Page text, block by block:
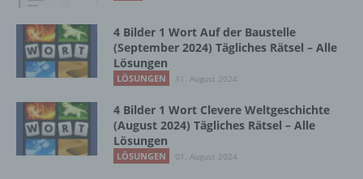
4 Bilder 1 Wort Auf der Baustelle
(September 2024) Tägliches Rätsel – Alle
Lösungen
LÖSUNGEN 31. August 2024
4 Bilder 1 Wort Clevere Weltgeschichte
(August 2024) Tägliches Rätsel – Alle
Lösungen
LÖSUNGEN 01. August 2024
Einschränkung der Verarbeitung ist die
Markierung gespeicherter
personenbezogener Daten mit dem Ziel, ihre
künftige Verarbeitung einzuschränken.
e) Profiling